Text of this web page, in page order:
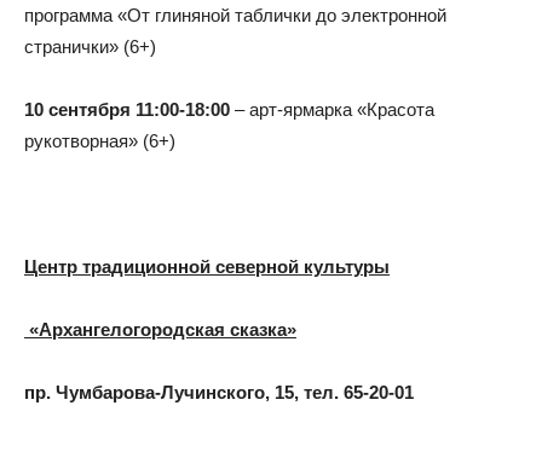
программа «От глиняной таблички до электронной
странички» (6+)
10 сентября 11:00-18:00 – арт-ярмарка «Красота
рукотворная» (6+)
Центр традиционной северной культуры
«Архангелогородская сказка»
пр. Чумбарова-Лучинского, 15, тел. 65-20-01